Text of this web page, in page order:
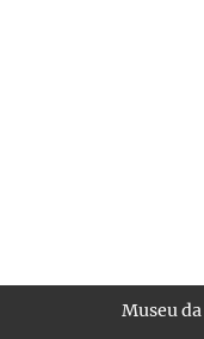
Museu